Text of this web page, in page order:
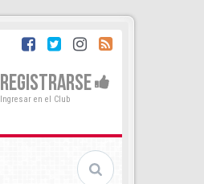
REGISTRARSE
Ingresar en el Club